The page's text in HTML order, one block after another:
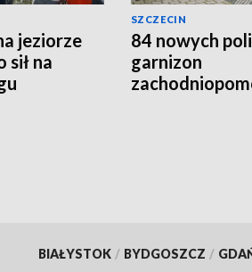
jeziorze
sił na
SZCZECIN
84 nowych
garnizon
BIAŁYSTOK / BYDGOSZCZ /